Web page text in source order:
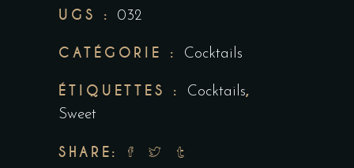
UGS : 032
CATÉGORIE : Cocktails
ÉTIQUETTES : Cocktails,
Sweet
SHARE: